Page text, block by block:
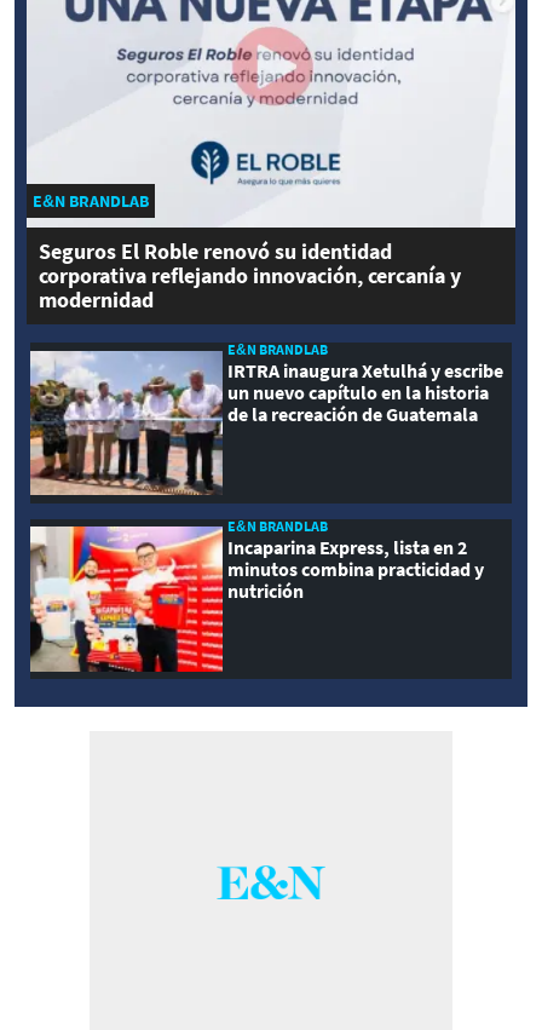
E&N BRANDLAB
Seguros El Roble renovó su identidad
corporativa reflejando innovación, cercanía y
modernidad
E&N BRANDLAB
IRTRA inaugura Xetulhá y escribe
un nuevo capítulo en la historia
de la recreación de Guatemala
E&N BRANDLAB
Incaparina Express, lista en 2
minutos combina practicidad y
nutrición